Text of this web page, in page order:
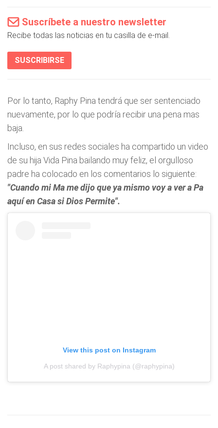
Suscríbete a nuestro newsletter
Recibe todas las noticias en tu casilla de e-mail.
SUSCRIBIRSE
Por lo tanto, Raphy Pina tendrá que ser sentenciado
nuevamente, por lo que podría recibir una pena mas
baja.
Incluso, en sus redes sociales ha compartido un video
de su hija Vida Pina bailando muy feliz, el orgulloso
padre ha colocado en los comentarios lo siguiente:
"Cuando mi Ma me dijo que ya mismo voy a ver a Pa
aquí en Casa si Dios Permite".
View this post on Instagram
A post shared by Raphypina (@raphypina)